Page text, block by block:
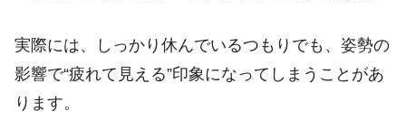
実際には、しっかり休んでいるつもりでも、姿勢の
影響で“疲れて見える”印象になってしまうことがあ
ります。